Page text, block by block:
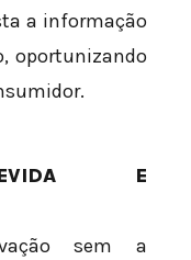
a informação
oportunizando
E
sem a